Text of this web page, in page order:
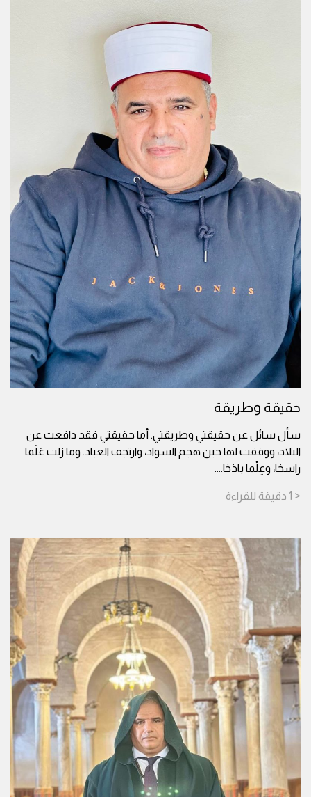
حقيقة وطريقة
سأل سائل عن حقيقتي وطريقتي. أما حقيقتي فقد دافعت عن
البلاد، ووقفت لها حين هجم السواد، وارتجف العباد. وما زلت عَلَما
راسخا، وعِلْما باذخا....
< 1 دقيقة للقراءة